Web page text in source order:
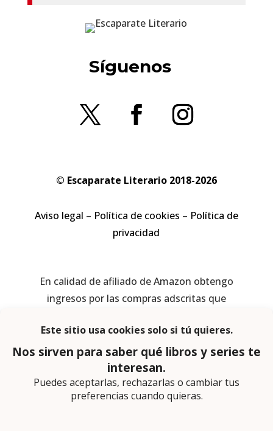
Síguenos
© Escaparate Literario 2018-2026
Aviso legal – Política de cookies – Política de
privacidad
En calidad de afiliado de Amazon obtengo
ingresos por las compras adscritas que
Página web diseñada por